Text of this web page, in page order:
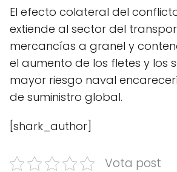
El efecto colateral del
extiende al sector del
mercancías a granel y
el aumento de los fletes y los
mayor riesgo naval
de suministro global.
[shark_author]
Vota post